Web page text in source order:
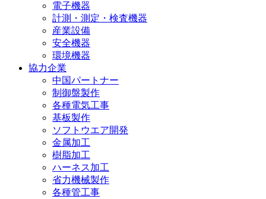
電子機器
計測・測定・検査機器
産業設備
安全機器
環境機器
協力企業
中国パートナー
制御盤製作
各種電気工事
基板製作
ソフトウエア開発
金属加工
樹脂加工
ハーネス加工
省力機械製作
各種管工事